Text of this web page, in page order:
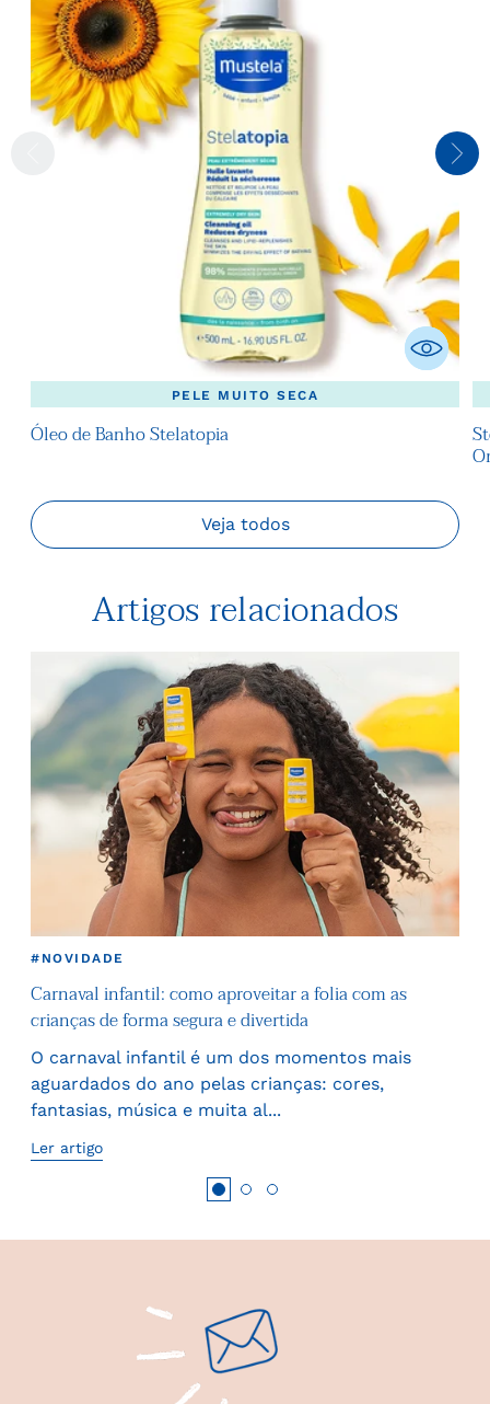
PELE MUITO SECA
Óleo de Banho Stelatopia
Veja todos
Artigos relacionados
Carnaval infantil: como aproveitar a folia com as
crianças de forma segura e divertida
#NOVIDADE
O carnaval infantil é um dos momentos mais
aguardados do ano pelas crianças: cores,
fantasias, música e muita al...
Ler artigo